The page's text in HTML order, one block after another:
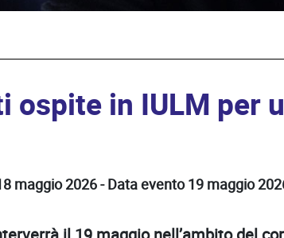
ospite in IULM per
maggio 2026 - Data evento 19 maggio